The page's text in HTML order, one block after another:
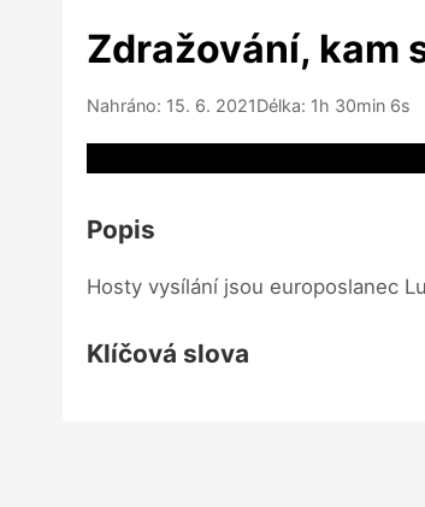
Zdražování, kam
Nahráno: 15. 6. 2021Délka: 1h 30min 6s
Popis
Hosty vysílání jsou europoslanec
Klíčová slova